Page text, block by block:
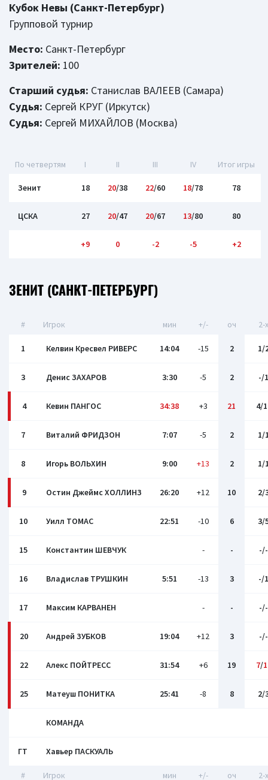
Кубок Невы (Санкт-Петербург)
Групповой турнир
Место: Санкт-Петербург
Зрителей: 100
Старший судья: Станислав ВАЛЕЕВ (Самара)
Судья: Сергей КРУГ (Иркутск)
Судья: Сергей МИХАЙЛОВ (Москва)
По четвертям I II III IV Итог игры
Зенит 18 20/38 22/60 18/78 78
ЦСКА 27 20/47 20/67 13/80 80
+9 0 -2 -5 +2
ЗЕНИТ (САНКТ-ПЕТЕРБУРГ)
# Игрок мин +/- оч 2-x
1 Келвин Кресвел РИВЕРС 14:04 -15 2 1/
3 Денис ЗАХАРОВ 3:30 -5 2 -/1
4 Кевин ПАНГОС 34:38 +3 21 4/
7 Виталий ФРИДЗОН 7:07 -5 2 1/
8 Игорь ВОЛЬХИН 9:00 +13 2 1/
9 Остин Джеймс ХОЛЛИНЗ 26:20 +12 10 2/
10 Уилл ТОМАС 22:51 -10 6 3/
15 Константин ШЕВЧУК - - -/-
16 Владислав ТРУШКИН 5:51 -13 3 -/1
17 Максим КАРВАНЕН - - -/-
20 Андрей ЗУБКОВ 19:04 +12 3 -/-
22 Алекс ПОЙТРЕСС 31:54 +6 19 7/
25 Матеуш ПОНИТКА 25:41 -8 8 2/
КОМАНДА
ГТ Хавьер ПАСКУАЛЬ
# Игрок мин +/- оч 2-x